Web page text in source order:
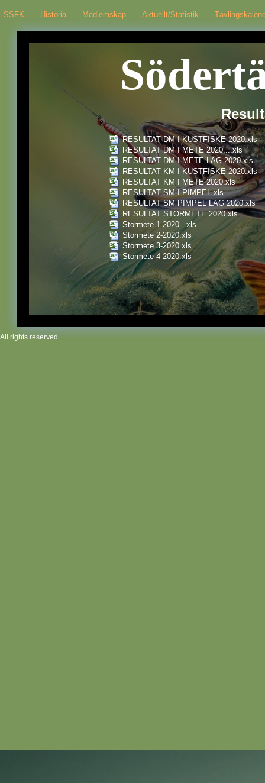
SSFK Historia Medlemskap Aktuellt/Statistik
RESULTAT DM I KUSTFISKE 2020.xls
RESULTAT DM I METE 2020....xls
RESULTAT DM I METE LAG 2020.xls
RESULTAT KM I KUSTFISKE 2020.xls
RESULTAT KM I METE 2020.xls
RESULTAT SM I PIMPEL.xls
RESULTAT SM PIMPEL LAG 2020.xls
RESULTAT STORMETE 2020.xls
Stormete 1-2020...xls
Stormete 2-2020.xls
Stormete 3-2020.xls
Stormete 4-2020.xls
All rights reserved.